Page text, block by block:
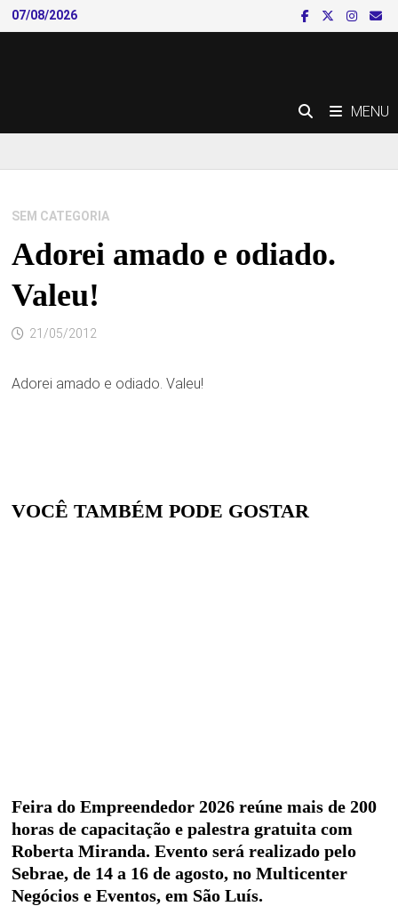
Skip
to
07/08/2026
MENU
SEM CATEGORIA
Adorei amado e odiado.
Valeu!
21/05/2012
Adorei amado e odiado. Valeu!
VOCÊ TAMBÉM PODE GOSTAR
Feira do Empreendedor 2026 reúne mais de 200
horas de capacitação e palestra gratuita com
Roberta Miranda. Evento será realizado pelo
Sebrae, de 14 a 16 de agosto, no Multicenter
Negócios e Eventos, em São Luís.